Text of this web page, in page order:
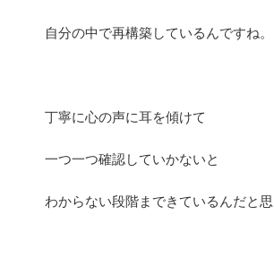
自分の中で再構築しているんですね。
丁寧に心の声に耳を傾けて
一つ一つ確認していかないと
わからない段階まできているんだと